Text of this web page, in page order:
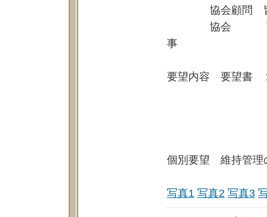
協会顧問 皆川
協会 荒川理
事
要望内容 要望書
個別要望 維持管理
写真1 写真2 写真3